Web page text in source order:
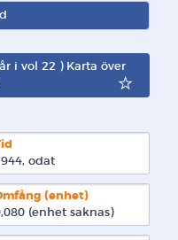
i vol 22 ) Karta över
1944, odat
(enhet)
(enhet saknas)